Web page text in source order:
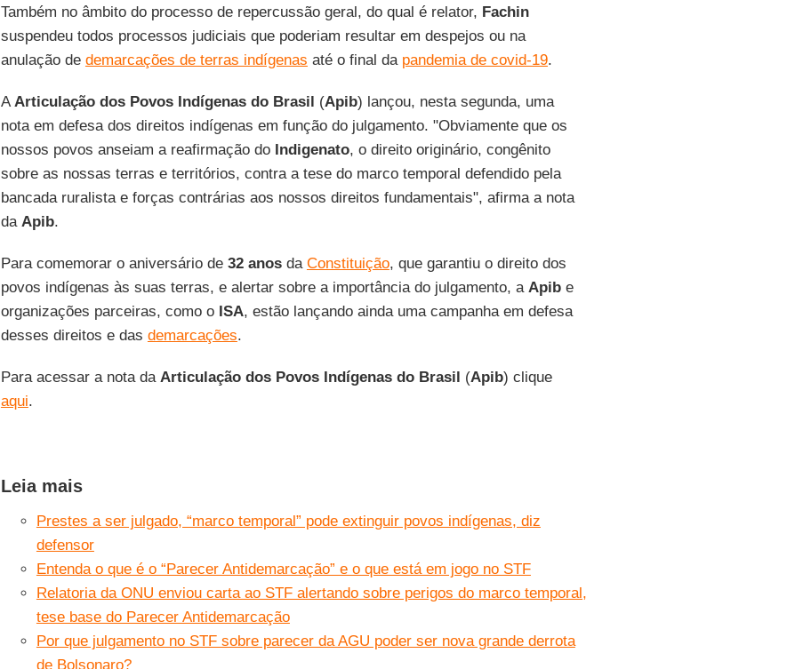
Também no âmbito do processo de repercussão geral, do qual é relator, Fachin
suspendeu todos processos judiciais que poderiam resultar em despejos ou na
anulação de demarcações de terras indígenas até o final da pandemia de covid-19.
AArticulação dos Povos Indígenas do Brasil (Apib) lançou, nesta segunda, uma
nota em defesa dos direitos indígenas em função do julgamento. "Obviamente que os
nossos povos anseiam a reafirmação do Indigenato, o direito originário, congênito
sobre as nossas terras e territórios, contra a tese do marco temporal defendido pela
bancada ruralista e forças contrárias aos nossos direitos fundamentais", afirma a nota
da Apib.
Para comemorar o aniversário de32 anos da Constituição, que garantiu o direito dos
povos indígenas às suas terras, e alertar sobre a importância do julgamento, a Apibe
organizações parceiras, como o ISA, estão lançando ainda uma campanha em defesa
desses direitos e das demarcações.
Para acessar a nota da Articulação dos Povos Indígenas do Brasil (Apib) clique
aqui.
Leia mais
Prestes a ser julgado, “marco temporal” pode extinguir povos indígenas, diz
defensor
Entenda o que é o “Parecer Antidemarcação” e o que está em jogo no STF
Relatoria da ONU enviou carta ao STF alertando sobre perigos do marco temporal,
tese base do Parecer Antidemarcação
Por que julgamento no STF sobre parecer da AGU poder ser nova grande derrota
de Bolsonaro?